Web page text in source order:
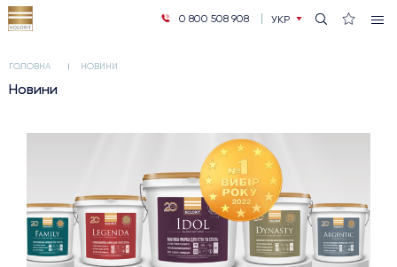
0 800 508 908
УКР
ГОЛОВНА НОВИНИ
Новини